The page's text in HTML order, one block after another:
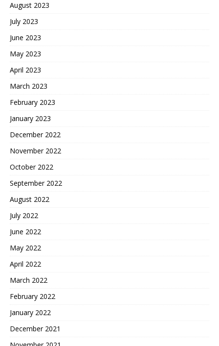
August 2023
July 2023
June 2023
May 2023
April 2023
March 2023
February 2023
January 2023
December 2022
November 2022
October 2022
September 2022
August 2022
July 2022
June 2022
May 2022
April 2022
March 2022
February 2022
January 2022
December 2021